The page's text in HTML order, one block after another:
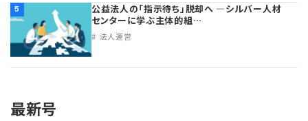
5
公益法人の「指示待ち」脱却へ ―シルバー人材
センターに学ぶ主体的組…
法人運営
最新号